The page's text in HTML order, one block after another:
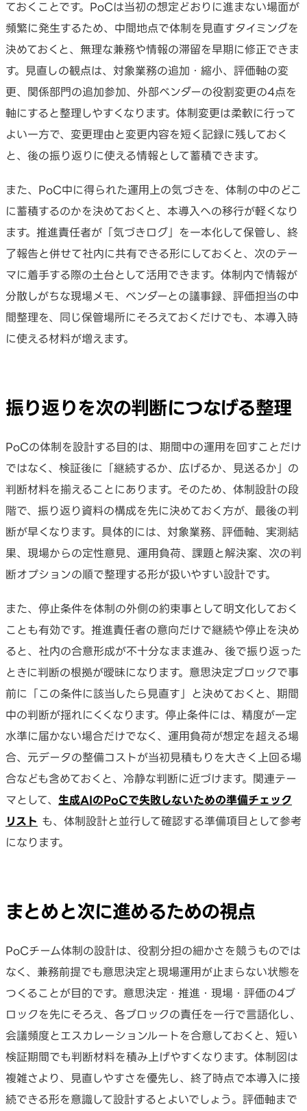
ておくことです。PoCは当初の想定どおりに進まない場面が
頻繁に発生するため、中間地点で体制を見直すタイミングを
決めておくと、無理な兼務や情報の滞留を早期に修正できま
す。見直しの観点は、対象業務の追加・縮小、評価軸の変
更、関係部門の追加参加、外部ベンダーの役割変更の4点を
軸にすると整理しやすくなります。体制変更は柔軟に行って
よい一方で、変更理由と変更内容を短く記録に残しておく
と、後の振り返りに使える情報として蓄積できます。
また、PoC中に得られた運用上の気づきを、体制の中のどこ
に蓄積するのかを決めておくと、本導入への移行が軽くなり
ます。推進責任者が「気づきログ」を一本化して保管し、終
了報告と併せて社内に共有できる形にしておくと、次のテー
マに着手する際の土台として活用できます。体制内で情報が
分散しがちな現場メモ、ベンダーとの議事録、評価担当の中
間整理を、同じ保管場所にそろえておくだけでも、本導入時
に使える材料が増えます。
振り返りを次の判断につなげる整理
PoCの体制を設計する目的は、期間中の運用を回すことだけ
ではなく、検証後に「継続するか、広げるか、見送るか」の
判断材料を揃えることにあります。そのため、体制設計の段
階で、振り返り資料の構成を先に決めておく方が、最後の判
断が早くなります。具体的には、対象業務、評価軸、実測結
果、現場からの定性意見、運用負荷、課題と解決案、次の判
断オプションの順で整理する形が扱いやすい設計です。
また、停止条件を体制の外側の約束事として明文化しておく
ことも有効です。推進責任者の意向だけで継続や停止を決め
ると、社内の合意形成が不十分なまま進み、後で振り返った
ときに判断の根拠が曖昧になります。意思決定ブロックで事
前に「この条件に該当したら見直す」と決めておくと、期間
中の判断が揺れにくくなります。停止条件には、精度が一定
水準に届かない場合だけでなく、運用負荷が想定を超える場
合、元データの整備コストが当初見積もりを大きく上回る場
合なども含めておくと、冷静な判断に近づけます。関連テー
マとして、 生成AIのPoCで失敗しないための準備チェック
リスト も、体制設計と並行して確認する準備項目として参考
になります。
まとめと次に進めるための視点
PoCチーム体制の設計は、役割分担の細かさを競うものでは
なく、兼務前提でも意思決定と現場運用が止まらない状態を
つくることが目的です。意思決定・推進・現場・評価の4ブ
ロックを先にそろえ、各ブロックの責任を一行で言語化し、
会議頻度とエスカレーションルートを合意しておくと、短い
検証期間でも判断材料を積み上げやすくなります。体制図は
複雑さより、見直しやすさを優先し、終了時点で本導入に接
続できる形を意識して設計するとよいでしょう。評価軸まで